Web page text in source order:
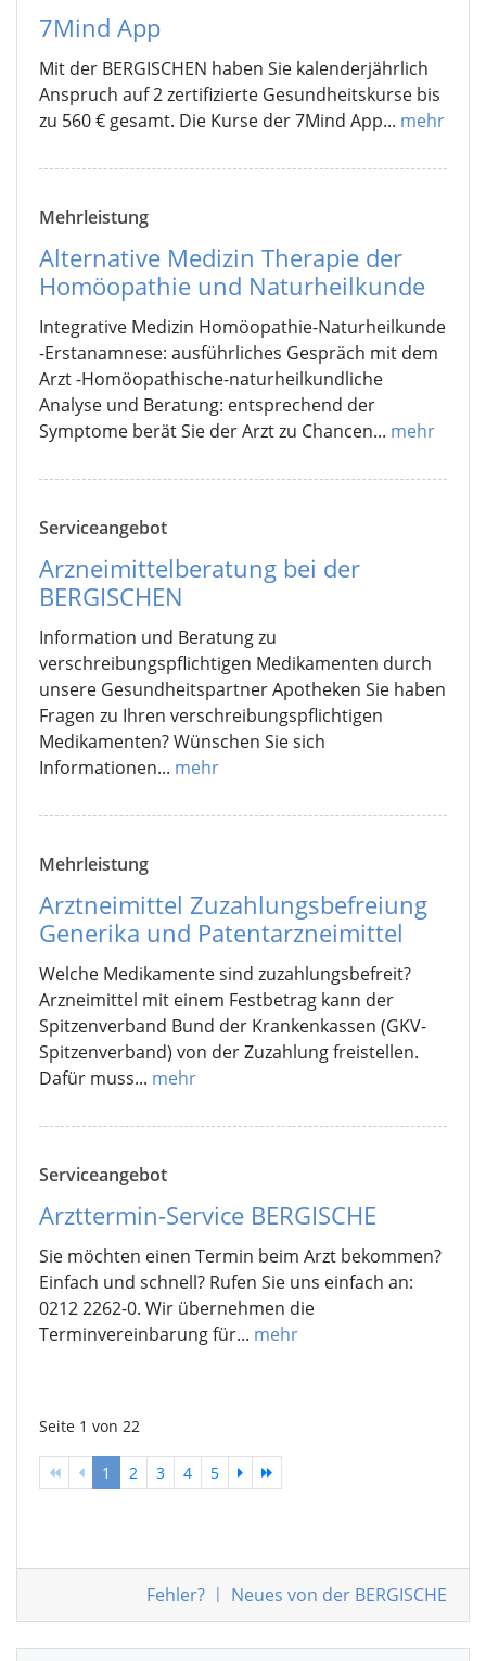
7Mind App
Mit der BERGISCHEN haben Sie kalenderjährlich
Anspruch auf 2 zertifizierte Gesundheitskurse bis
zu 560 € gesamt. Die Kurse der 7Mind App... mehr
Mehrleistung
Alternative Medizin Therapie der
Homöopathie und Naturheilkunde
Integrative Medizin Homöopathie-Naturheilkunde
-Erstanamnese: ausführliches Gespräch mit dem
Arzt -Homöopathische-naturheilkundliche
Analyse und Beratung: entsprechend der
Symptome berät Sie der Arzt zu Chancen... mehr
Serviceangebot
Arzneimittelberatung bei der
BERGISCHEN
Information und Beratung zu
verschreibungspflichtigen Medikamenten durch
unsere Gesundheitspartner Apotheken Sie haben
Fragen zu Ihren verschreibungspflichtigen
Medikamenten? Wünschen Sie sich
Informationen... mehr
Mehrleistung
Arztneimittel Zuzahlungsbefreiung
Generika und Patentarzneimittel
Welche Medikamente sind zuzahlungsbefreit?
Arzneimittel mit einem Festbetrag kann der
Spitzenverband Bund der Krankenkassen (GKV-
Spitzenverband) von der Zuzahlung freistellen.
Dafür muss... mehr
Serviceangebot
Arzttermin-Service BERGISCHE
Sie möchten einen Termin beim Arzt bekommen?
Einfach und schnell? Rufen Sie uns einfach an:
0212 2262-0. Wir übernehmen die
Terminvereinbarung für... mehr
Seite 1 von 22
1 2 3 4 5
Fehler? | Neues von der BERGISCHE